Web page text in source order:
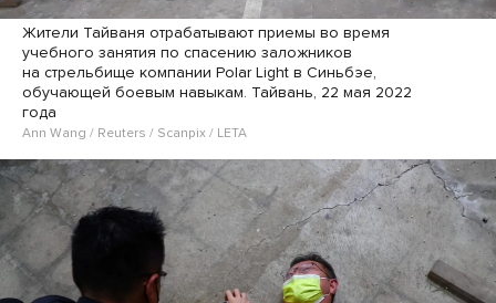
Жители Тайваня отрабатывают приемы во время
учебного занятия по спасению заложников
на стрельбище компании Polar Light в Синьбэе,
обучающей боевым навыкам. Тайвань, 22 мая 2022
года
Ann Wang / Reuters / Scanpix / LETA